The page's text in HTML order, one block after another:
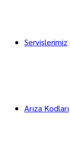
Servislerimiz
Arıza Kodları